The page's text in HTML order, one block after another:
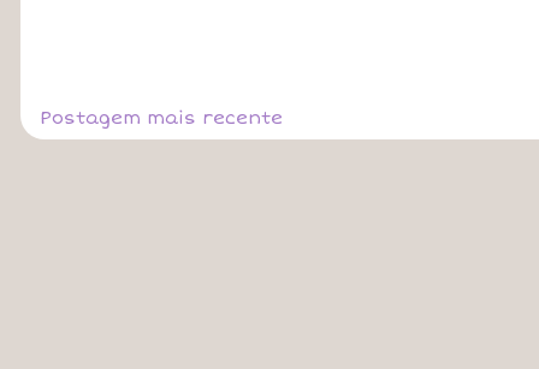
Postagem mais recente